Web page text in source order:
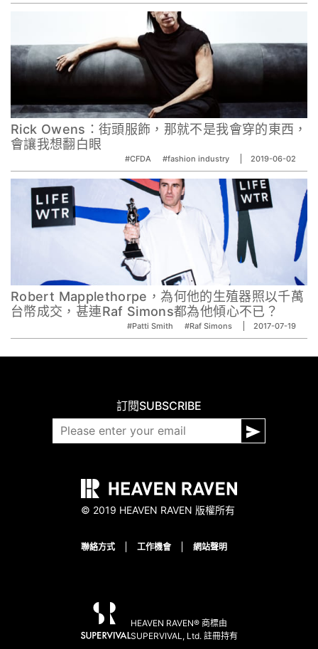
Rick Owens：街頭服飾，那就不是我會穿的東西，
會讓我想翻白眼
#CFDA #fashion industry 2019-06-02
Robert Mapplethorpe，為何他的生殖器照以千萬
台幣成交，甚連Raf Simons都為他傾心不已？
#Patti Smith #Raf Simons 2017-07-19
訂閱SUBSCRIBE
© 2019 HEAVEN RAVEN 版權所有
聯絡方式 工作機會 網站聲明
HEAVEN RAVEN® 商標由
SUPERVIVAL, Ltd. 註冊持有